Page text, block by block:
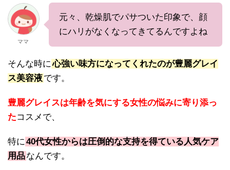
ママ
元々、乾燥肌でパサついた印象で、顔
にハリがなくなってきてるんですよね
そんな時に心強い味方になってくれたのが豊麗グレイ
ス美容液です。
豊麗グレイスは年齢を気にする女性の悩みに寄り添っ
たコスメで、
特に40代女性からは圧倒的な支持を得ている人気ケア
用品なんです。